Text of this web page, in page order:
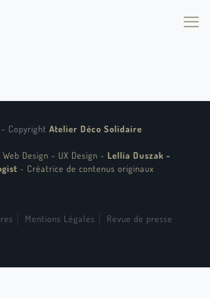
Copyright Atelier Déco Solidaire
Design - UX Design - Lellia Duszak -
- Créatrice de contenus originaux
Mentions Légales Revue de presse